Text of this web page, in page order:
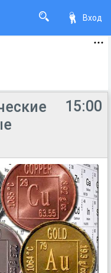
Вход
15:00